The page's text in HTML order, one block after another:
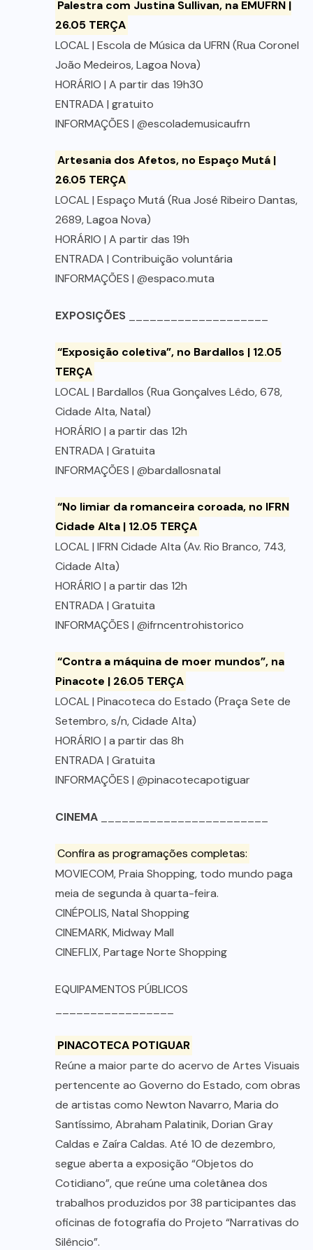
Palestra com Justina Sullivan, na EMUFRN |
26.05 TERÇA
LOCAL | Escola de Música da UFRN (Rua Coronel
João Medeiros, Lagoa Nova)
HORÁRIO | A partir das 19h30
ENTRADA | gratuito
INFORMAÇÕES | @escolademusicaufrn
Artesania dos Afetos, no Espaço Mutá |
26.05 TERÇA
LOCAL | Espaço Mutá (Rua José Ribeiro Dantas,
2689, Lagoa Nova)
HORÁRIO | A partir das 19h
ENTRADA | Contribuição voluntária
INFORMAÇÕES | @espaco.muta
EXPOSIÇÕES
“Exposição coletiva”, no Bardallos | 12.05
TERÇA
LOCAL | Bardallos (Rua Gonçalves Lêdo, 678,
Cidade Alta, Natal)
HORÁRIO | a partir das 12h
ENTRADA | Gratuita
INFORMAÇÕES | @bardallosnatal
“No limiar da romanceira coroada, no IFRN
Cidade Alta | 12.05 TERÇA
LOCAL | IFRN Cidade Alta (Av. Rio Branco, 743,
Cidade Alta)
HORÁRIO | a partir das 12h
ENTRADA | Gratuita
INFORMAÇÕES | @ifrncentrohistorico
“Contra a máquina de moer mundos”, na
Pinacote | 26.05 TERÇA
LOCAL | Pinacoteca do Estado (Praça Sete de
Setembro, s/n, Cidade Alta)
HORÁRIO | a partir das 8h
ENTRADA | Gratuita
INFORMAÇÕES | @pinacotecapotiguar
CINEMA
Confira as programações completas:
MOVIECOM, Praia Shopping, todo mundo paga
meia de segunda à quarta-feira.
CINÉPOLIS, Natal Shopping
CINEMARK, Midway Mall
CINEFLIX, Partage Norte Shopping
EQUIPAMENTOS PÚBLICOS
PINACOTECA POTIGUAR
Reúne a maior parte do acervo de Artes Visuais
pertencente ao Governo do Estado, com obras
de artistas como Newton Navarro, Maria do
Santíssimo, Abraham Palatinik, Dorian Gray
Caldas e Zaíra Caldas. Até 10 de dezembro,
segue aberta a exposição “Objetos do
Cotidiano”, que reúne uma coletânea dos
trabalhos produzidos por 38 participantes das
oficinas de fotografia do Projeto “Narrativas do
Silêncio”.